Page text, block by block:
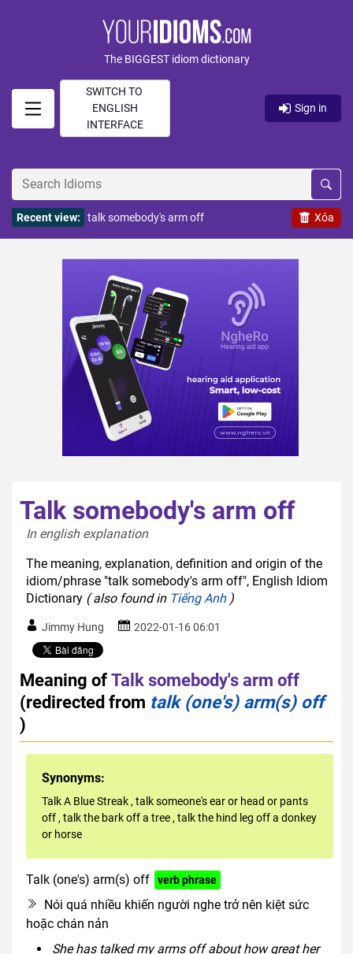
The BIGGEST idiom dictionary
SWITCH TO
ENGLISH
INTERFACE
Sign in
Xóa
Recent view: talk somebody's arm off
Talk somebody's arm off
In english explanation
The meaning, explanation, definition and origin of the
idiom/phrase "talk somebody's arm off", English Idiom
Dictionary ( also found in Tiếng Anh)
Jimmy Hung 2022-01-16 06:01
Meaning ofTalk somebody's arm off
(redirected from talk (one's) arm(s) off
)
Synonyms:
Talk A Blue Streak , talk someone's ear or head or pants
off , talk the bark off a tree , talk the hind leg off a donkey
or horse
Talk (one's) arm(s) off verb phrase
Nói quá nhiều khiến người nghe trở nên kiệt sức
hoặc chán nản
She has talked my arms off about how great her